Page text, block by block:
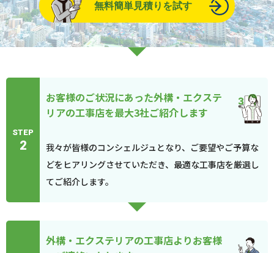
無料簡単見積りを試す
STEP
2
お客様のご状況にあった外構・エクステ
リアの工事店を最大3社ご紹介します
我々が皆様のコンシェルジュとなり、ご要望やご予算な
どをヒアリングさせていただき、最適な工事店を厳選し
てご紹介します。
外構・エクステリアの工事店よりお客様